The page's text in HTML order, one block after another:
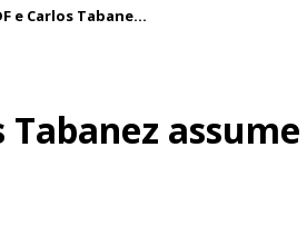
Guarda Janio deixa CLDF e Carlos Tabanez assume mandato como 3º suplente
Tabanez assume